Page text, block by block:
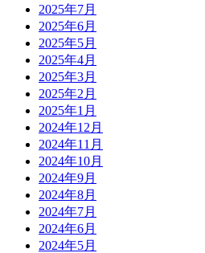
2025年7月
2025年6月
2025年5月
2025年4月
2025年3月
2025年2月
2025年1月
2024年12月
2024年11月
2024年10月
2024年9月
2024年8月
2024年7月
2024年6月
2024年5月